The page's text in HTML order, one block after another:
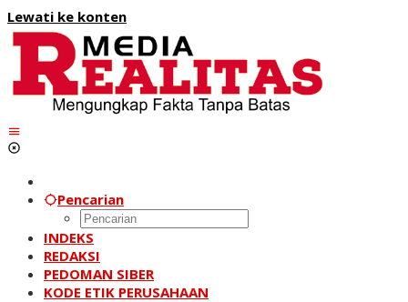
Lewati ke konten
Pencarian
INDEKS
REDAKSI
PEDOMAN SIBER
KODE ETIK PERUSAHAAN